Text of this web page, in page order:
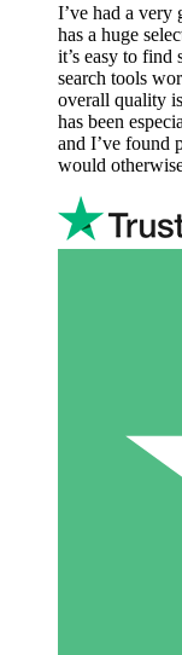
I’ve had a very
has a huge
it’s easy to find
search tools
overall quality
has been
and I’ve found
would